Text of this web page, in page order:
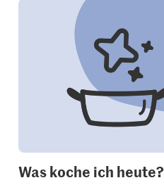
Was koche ich heute?